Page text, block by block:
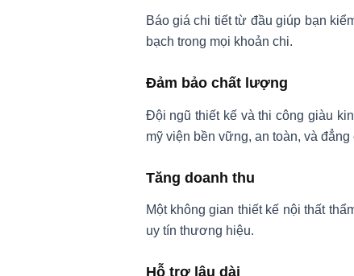
Báo giá chi tiết từ đầu giúp bạn
bạch trong mọi khoản chi.
Đảm bảo chất lượng
Đội ngũ thiết kế và thi công giàu
mỹ viện bền vững, an toàn, và đẳng
Tăng doanh thu
Một không gian thiết kế nội thất
uy tín thương hiệu.
Hỗ trợ lâu dài